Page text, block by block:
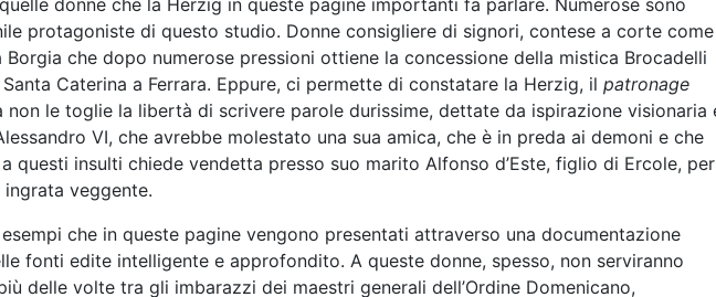
protagoniste di questo studio. Donne consigliere di signori, contese a corte come
Borgia che dopo numerose pressioni ottiene la concessione della mistica Brocadelli
Caterina a Ferrara. Eppure, ci permette di constatare la Herzig, il patronage
non le toglie la libertà di scrivere parole durissime, dettate da ispirazione visionaria
VI, che avrebbe molestato una sua amica, che è in preda ai demoni e che
questi insulti chiede vendetta presso suo marito Alfonso d’Este, figlio di Ercole, per
veggente.
che in queste pagine vengono presentati attraverso una documentazione
fonti edite intelligente e approfondito. A queste donne, spesso, non serviranno
delle volte tra gli imbarazzi dei maestri generali dell’Ordine Domenicano,